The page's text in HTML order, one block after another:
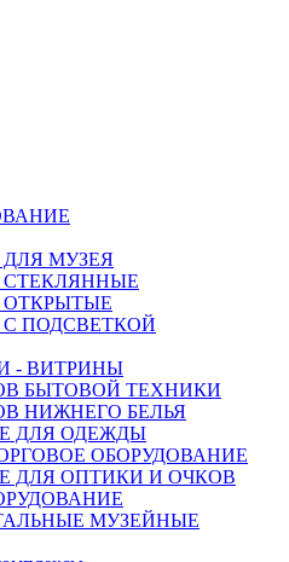
МУЗЕЯ
ПОДСВЕТКОЙ
- ВИТРИНЫ
БЫТОВОЙ ТЕХНИКИ
НИЖНЕГО БЕЛЬЯ
ДЛЯ ОДЕЖДЫ
ОБОРУДОВАНИЕ
ДЛЯ ОПТИКИ И ОЧКОВ
МУЗЕЙНЫЕ